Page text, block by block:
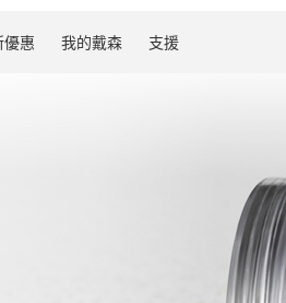
優惠 我的戴森 支援